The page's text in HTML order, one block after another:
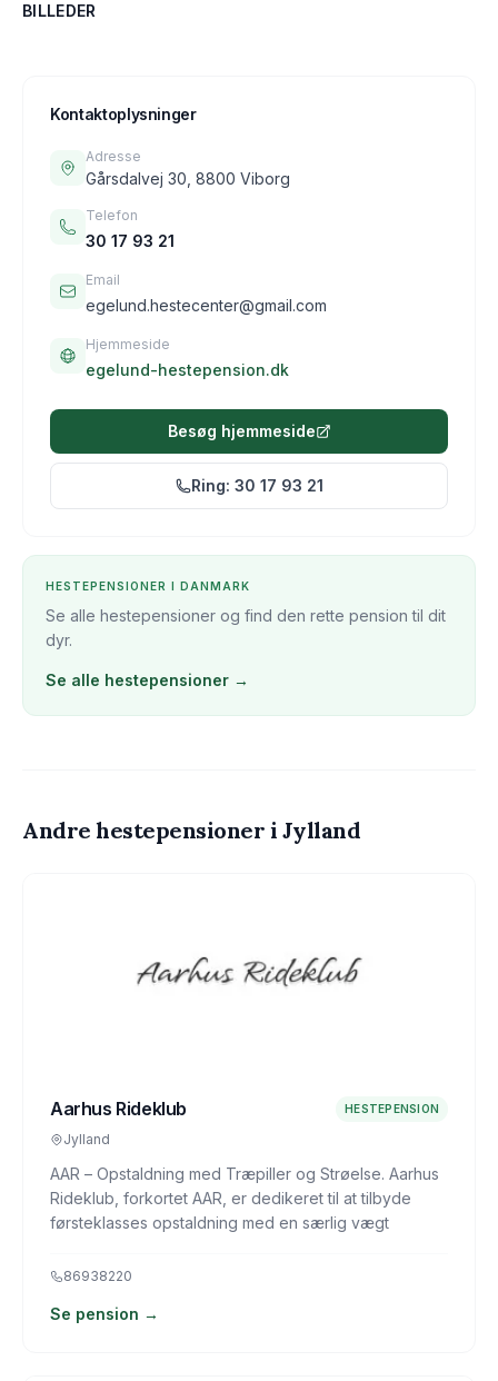
BILLEDER
Kontaktoplysninger
Adresse
Gårsdalvej 30, 8800 Viborg
Telefon
30 17 93 21
Email
egelund.hestecenter@gmail.com
Hjemmeside
egelund-hestepension.dk
Besøg hjemmeside
Ring: 30 17 93 21
HESTEPENSIONER I DANMARK
Se alle hestepensioner og find den rette pension til dit
dyr.
Se alle hestepensioner →
Andre hestepensioner i Jylland
Aarhus Rideklub HESTEPENSION
Jylland
AAR – Opstaldning med Træpiller og Strøelse. Aarhus
Rideklub, forkortet AAR, er dedikeret til at tilbyde
førsteklasses opstaldning med en særlig vægt
86938220
Se pension →